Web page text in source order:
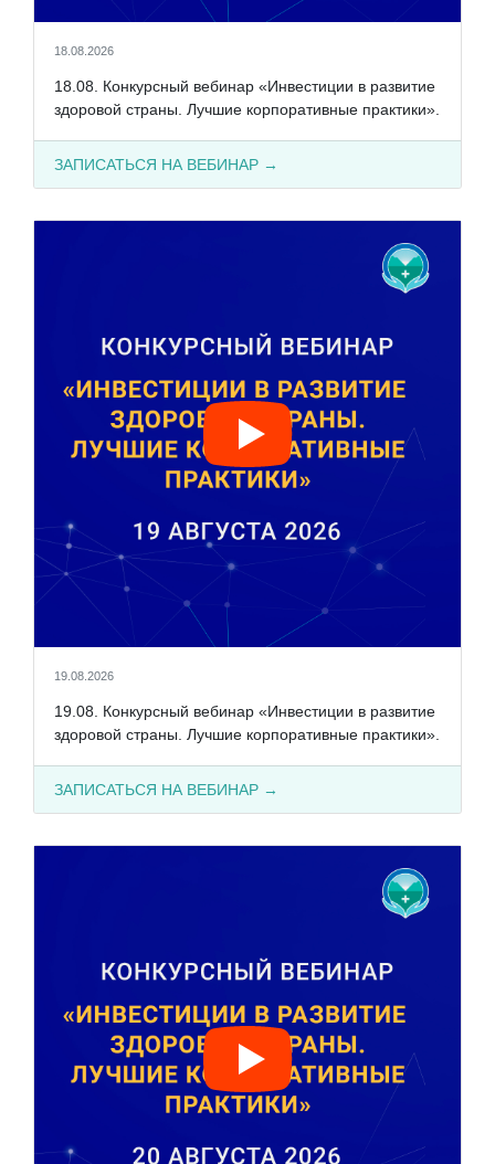
18.08.2026
18.08. Конкурсный вебинар «Инвестиции в развитие
здоровой страны. Лучшие корпоративные практики».
ЗАПИСАТЬСЯ НА ВЕБИНАР →
19.08.2026
19.08. Конкурсный вебинар «Инвестиции в развитие
здоровой страны. Лучшие корпоративные практики».
ЗАПИСАТЬСЯ НА ВЕБИНАР →